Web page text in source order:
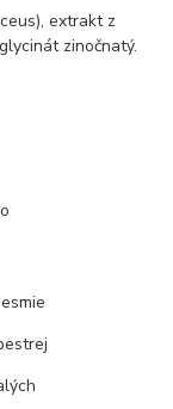
extrakt z
zinočnatý.